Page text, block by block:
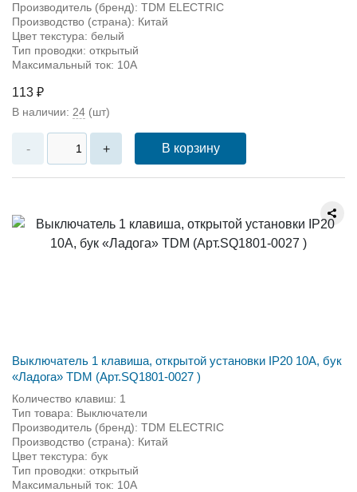
Производитель (бренд): TDM ЕLECTRIC
Производство (страна): Китай
Цвет текстура: белый
Тип проводки: открытый
Максимальный ток: 10А
113 ₽
В наличии: 24 (шт)
- + В корзину
Выключатель 1 клавиша, открытой установки IP20 10A, бук
«Ладога» TDM (Арт.SQ1801-0027 )
Количество клавиш: 1
Тип товара: Выключатели
Производитель (бренд): TDM ЕLECTRIC
Производство (страна): Китай
Цвет текстура: бук
Тип проводки: открытый
Максимальный ток: 10А